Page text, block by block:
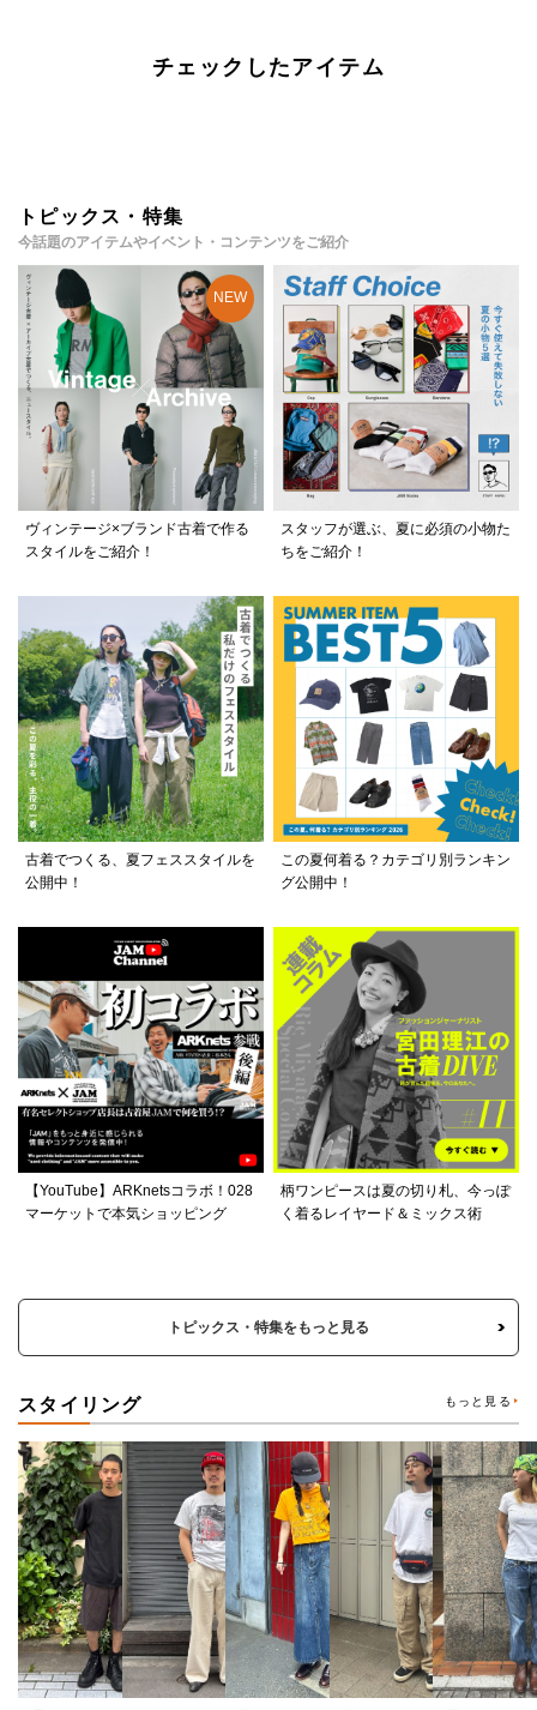
チェックしたアイテム
トピックス・特集
今話題のアイテムやイベント・コンテンツをご紹介
ヴィンテージ×ブランド古着で作る
スタイルをご紹介！
スタッフが選ぶ、夏に必須の小物た
ちをご紹介！
古着でつくる、夏フェススタイルを
公開中！
この夏何着る？カテゴリ別ランキン
グ公開中！
【YouTube】ARKnetsコラボ！028
マーケットで本気ショッピング
柄ワンピースは夏の切り札、今っぽ
く着るレイヤード＆ミックス術
トピックス・特集をもっと見る
スタイリング もっと見る